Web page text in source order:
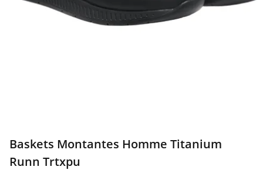
Baskets Montantes Homme Titanium
Runn Trtxpu